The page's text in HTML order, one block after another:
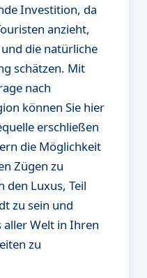
Investition, da
anzieht,
die natürliche
schätzen. Mit
nach
können Sie hier
erschließen
die Möglichkeit
Zügen zu
den Luxus, Teil
zu sein und
Welt in Ihren
zu